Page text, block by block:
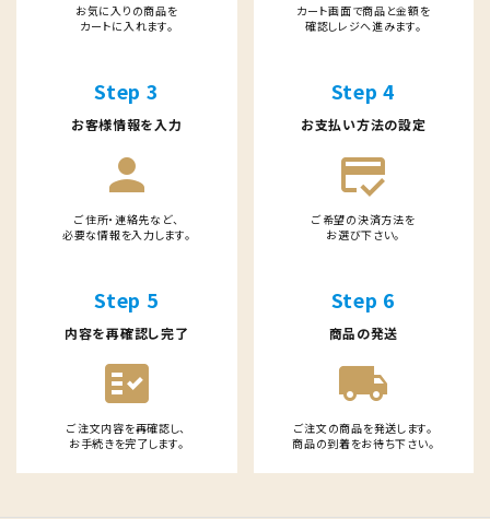
お気に入りの商品を
カートに入れます。
カート画面で商品と金額を
確認しレジへ進みます。
Step 3
お客様情報を入力
person
ご住所・連絡先など、
必要な情報を入力します。
Step 4
お支払い方法の設定
credit_score
ご希望の決済方法を
お選び下さい。
Step 5
内容を再確認し完了
fact_check
ご注文内容を再確認し、
お手続きを完了します。
Step 6
商品の発送
local_shipping
ご注文の商品を発送します。
商品の到着をお待ち下さい。